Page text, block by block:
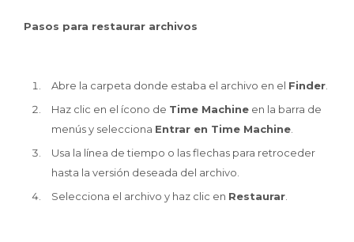
Pasos para restaurar archivos
Abre la carpeta donde estaba el archivo en el Finder
Haz clic en el ícono de Time Machine en la barra de
menús y selecciona Entrar en Time Machine
Usa la línea de tiempo o las flechas para retroceder
hasta la versión deseada del archivo.
Selecciona el archivo y haz clic en Restaurar